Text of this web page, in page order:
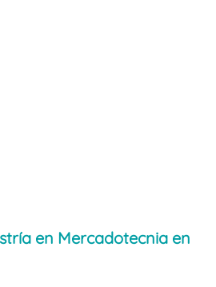
en Mercadotecnia en